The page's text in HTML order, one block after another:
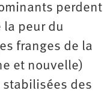
perdent
la peur du
franges de la
et nouvelle)
stabilisées des